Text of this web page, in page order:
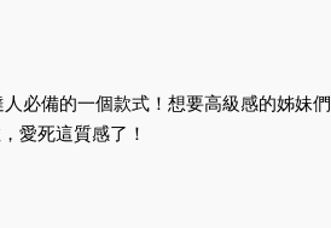
必備的一個款式！想要高級感的姊
愛死這質感了！